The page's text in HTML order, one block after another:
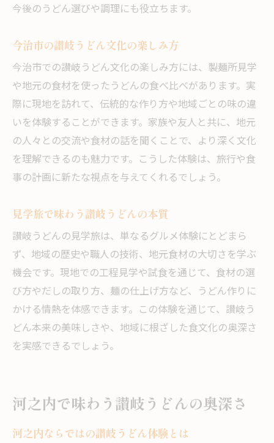
今治市流のうどん作りの工夫を知る
見学でわかるうどんと地元食材の関係
讃岐うどん作りに欠かせない地元の工夫
今治市で学ぶ讃岐うどん製法の魅力
河之内で広がる讃岐うどんの新発見
河之内で見つかる讃岐うどんの新たな魅力
見学を通じて知るうどんの今と昔
今治うどんの進化と地域の取り組み
見学で実感する地元讃岐うどんの可能性
河之内で味わう讃岐うどんの未来
今後のうどん選びや調理にも役立ちます。
今治市の讃岐うどん文化の楽しみ方
今治市での讃岐うどん文化の楽しみ方には、製麺所見学
や地元の食材を使ったうどんの食べ比べがあります。実
際に現地を訪れて、伝統的な作り方や地域ごとの味の違
いを体験することができます。家族や友人と共に、地元
の人々との交流や食材の話を聞くことで、より深く文化
を理解できるのも魅力です。こうした体験は、旅行や食
事の計画に新たな視点を与えてくれるでしょう。
見学旅で味わう讃岐うどんの本質
讃岐うどんの見学旅は、単なるグルメ体験にとどまら
ず、地域の歴史や職人の技術、地元食材の大切さを学ぶ
機会です。現地での工程見学や試食を通じて、食材の選
び方やだしの取り方、麺の仕上げ方など、うどん作りに
かける情熱を体感できます。この体験を通じて、讃岐う
どん本来の美味しさや、地域に根ざした食文化の奥深さ
を実感できるでしょう。
河之内で味わう讃岐うどんの奥深さ
河之内ならではの讃岐うどん体験とは